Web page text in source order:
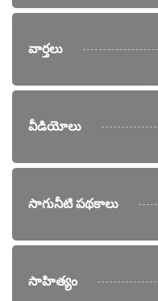
వార్తలు
వీడియోలు
సాగునీటి పథకాలు
సాహిత్యం